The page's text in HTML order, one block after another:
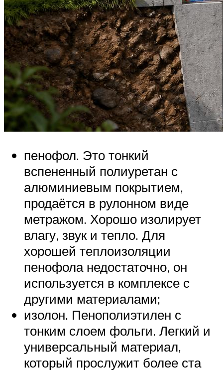
пенофол. Это тонкий
вспененный полиуретан с
алюминиевым покрытием,
продаётся в рулонном виде
метражом. Хорошо изолирует
влагу, звук и тепло. Для
хорошей теплоизоляции
пенофола недостаточно, он
используется в комплексе с
другими материалами;
изолон. Пенополиэтилен с
тонким слоем фольги. Легкий и
универсальный материал,
который прослужит более ста